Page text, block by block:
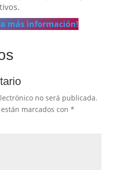
más información!
no será publicada.
marcados con*